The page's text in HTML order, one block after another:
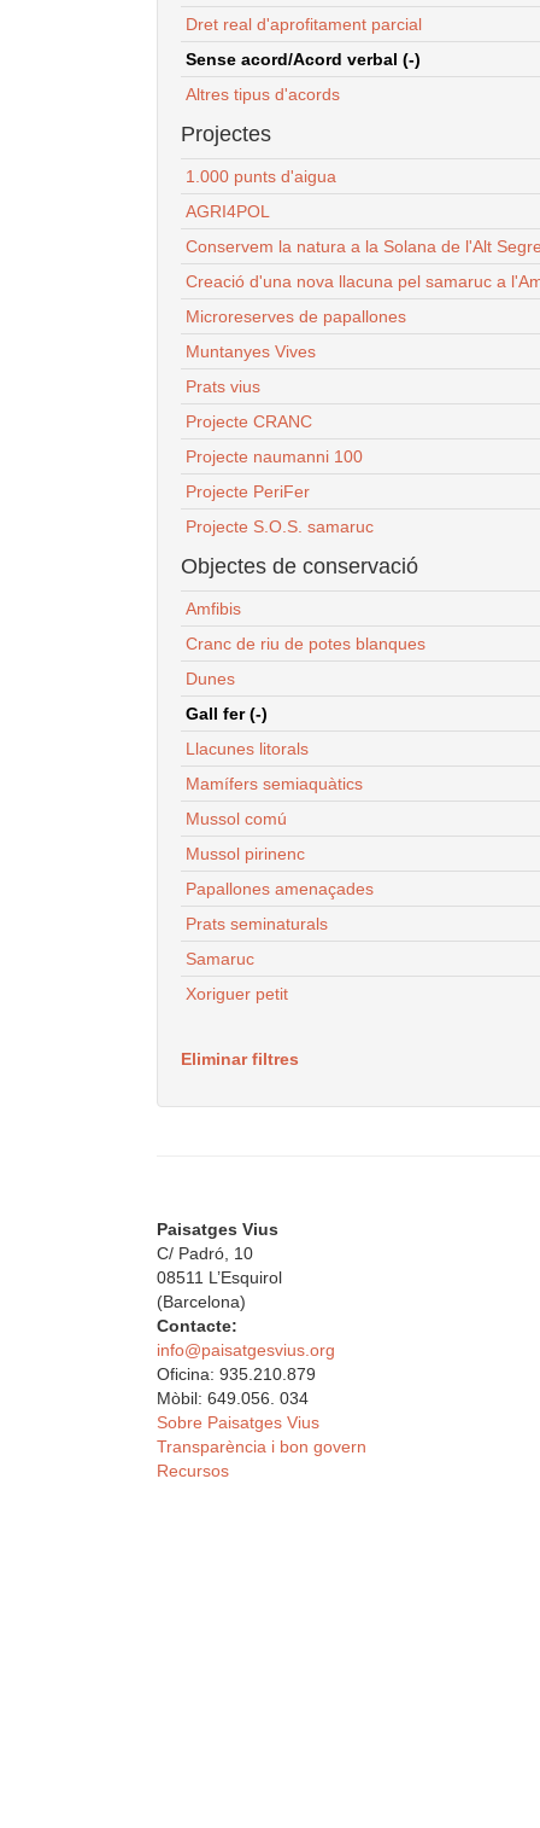
Dret real d'aprofitament parcial
Sense acord/Acord verbal (-)
Altres tipus d'acords
Projectes
1.000 punts d'aigua
AGRI4POL
Conservem la natura a la Solana de l'Alt
Creació d'una nova llacuna pel samaruc a
Microreserves de papallones
Muntanyes Vives
Prats vius
Projecte CRANC
Projecte naumanni 100
Projecte PeriFer
Projecte S.O.S. samaruc
Objectes de conservació
Amfibis
Cranc de riu de potes blanques
Dunes
Gall fer (-)
Llacunes litorals
Mamífers semiaquàtics
Mussol comú
Mussol pirinenc
Papallones amenaçades
Prats seminaturals
Samaruc
Xoriguer petit
Eliminar filtres
Paisatges Vius
C/ Padró, 10
08511 L’Esquirol
(Barcelona)
Contacte:
info@paisatgesvius.org
Oficina: 935.210.879
Mòbil: 649.056. 034
Sobre Paisatges Vius
Transparència i bon govern
Recursos